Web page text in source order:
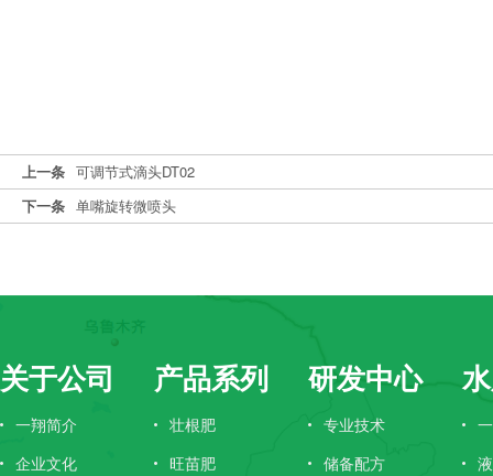
上一条 可调节式滴头DT02
下一条 单嘴旋转微喷头
关于公司
一翔简介
企业文化
产品系列
壮根肥
旺苗肥
研发中心
专业技术
储备配方